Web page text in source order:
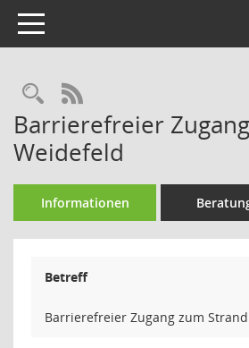
Toggle navigation
Rechercheauswahl
RSS-Feed
Barrierefreier
Weidefeld
Informationen
Betreff
Barrierefreier Zugang zum